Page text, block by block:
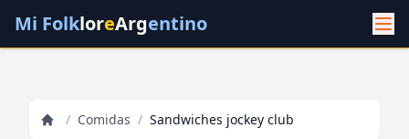
Mi FolkloreArgentino
/ Comidas / Sandwiches jockey club